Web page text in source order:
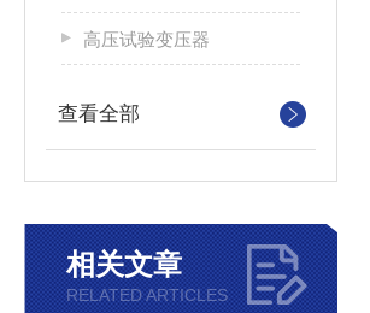
高压试验变压器
查看全部
相关文章
RELATED ARTICLES